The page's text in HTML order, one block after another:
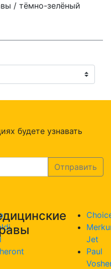
/ тёмно-зелёный
будете узнавать
Jet
Paul